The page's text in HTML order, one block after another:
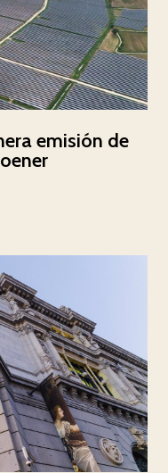
emisión de